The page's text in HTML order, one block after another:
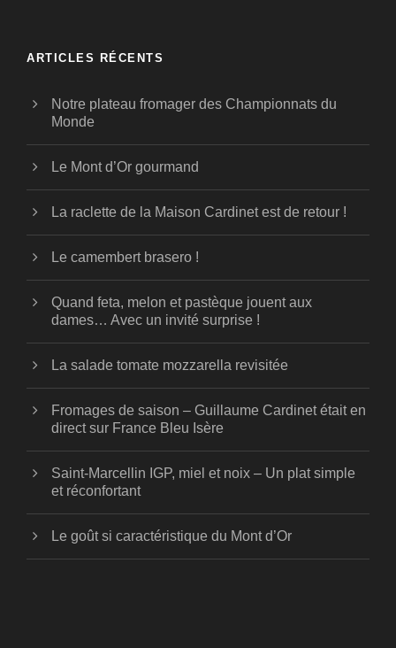
ARTICLES RÉCENTS
Notre plateau fromager des Championnats du
Monde
Le Mont d’Or gourmand
La raclette de la Maison Cardinet est de retour !
Le camembert brasero !
Quand feta, melon et pastèque jouent aux
dames… Avec un invité surprise !
La salade tomate mozzarella revisitée
Fromages de saison – Guillaume Cardinet était en
direct sur France Bleu Isère
Saint-Marcellin IGP, miel et noix – Un plat simple
et réconfortant
Le goût si caractéristique du Mont d’Or